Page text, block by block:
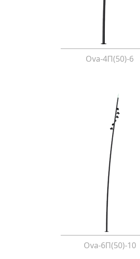
Ova-4П(50)-6
Ova-6П(50)-10